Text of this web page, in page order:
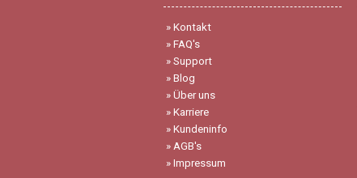
» Kontakt
» FAQ's
» Support
» Blog
» Über uns
» Karriere
» Kundeninfo
» AGB's
» Impressum